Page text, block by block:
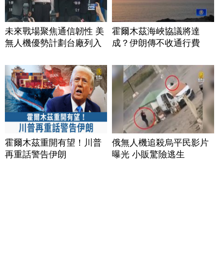
未來戰場聚焦通信韌性 美
無人機優勢計劃台廠列入
霍爾木茲海峽協議將達
成？伊朗傳不收通行費
霍爾木茲重開有望！川普
再重話警告伊朗
俄無人機追殺烏平民影片
曝光 小販驚險逃生